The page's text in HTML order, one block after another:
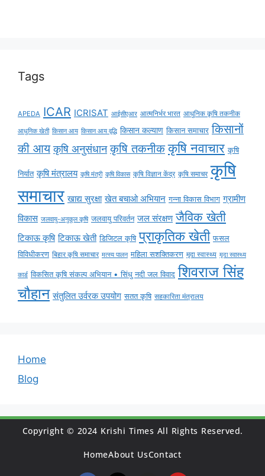
Tags
APEDA ICAR ICRISAT आईसीएआर आत्मनिर्भर भारत आधुनिक कृषि तकनीक
आधुनिक खेती किसान आय किसान आय वृद्धि किसान कल्याण किसान समाचार किसानों
की आय कृषि अनुसंधान कृषि तकनीक कृषि नवाचार कृषि
निर्यात कृषि मंत्रालय कृषि मंत्री कृषि विकास कृषि विज्ञान केंद्र कृषि समाचर कृषि
समाचार खाद्य सुरक्षा खेत बचाओ अभियान गन्ना विकास विभाग ग्रामीण
विकास जलवायु-अनुकूल कृषि जलवायु परिवर्तन जल संरक्षण जैविक खेती
टिकाऊ कृषि टिकाऊ खेती डिजिटल कृषि प्राकृतिक खेती फसल
विविधीकरण बिहार कृषि समाचार मत्स्य पालन महिला सशक्तिकरण मृदा स्वास्थ्य मृदा स्वास्थ्य
कार्ड विकसित कृषि संकल्प अभियान • सिंधु नदी जल विवाद शिवराज सिंह
चौहान संतुलित उर्वरक उपयोग सतत कृषि सहकारिता मंत्रालय
Home
Blog
Copyright © 2024 Krishi Times All Rights Reserved.
HomeAbout UsContact